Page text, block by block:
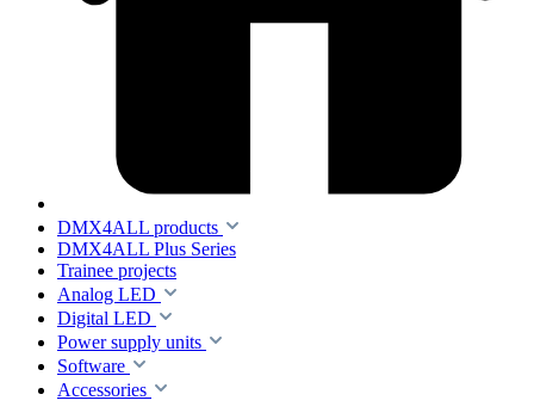
DMX4ALL products
DMX4ALL Plus Series
Trainee projects
Analog LED
Digital LED
Power supply units
Software
Accessories